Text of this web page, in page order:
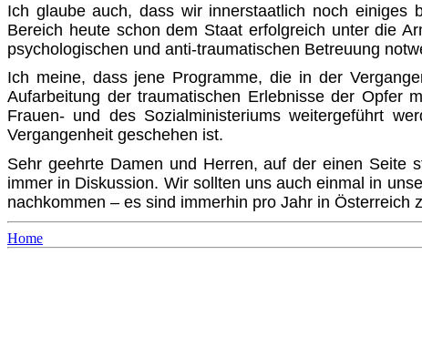
Ich glaube auch, dass wir innerstaatlich noch einiges
Bereich heute schon dem Staat erfolgreich unter die
psychologischen und anti-traumatischen Betreuung
Ich meine, dass jene Programme, die in der
Aufarbeitung der traumatischen Erlebnisse der Opfer
Frauen- und des Sozialministeriums weitergeführt
Vergangenheit geschehen ist.
Sehr geehrte Damen und Herren, auf der einen Seite
immer in Diskussion. Wir sollten uns auch einmal in
nachkommen – es sind immerhin pro Jahr in Österreich
Home